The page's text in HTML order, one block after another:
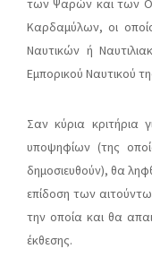
των Ψαρών και των
Καρδαμύλων, οι
Ναυτικών ή
Εμπορικού Ναυτικού
Σαν κύρια κριτήρια
υποψηφίων (της
δημοσιευθούν), θα
επίδοση των
την οποία και θα
έκθεσης.